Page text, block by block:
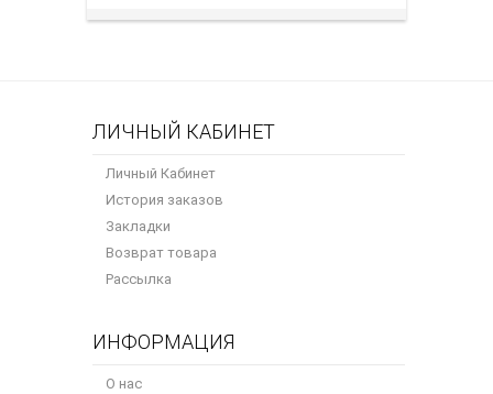
ЛИЧНЫЙ КАБИНЕТ
Личный Кабинет
История заказов
Закладки
Возврат товара
Рассылка
ИНФОРМАЦИЯ
О нас